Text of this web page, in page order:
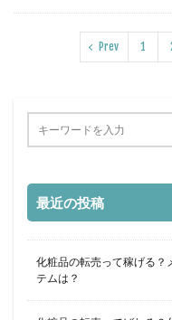
Prev 1
最近の投稿
化粧品の転売って稼げる？
テムは？